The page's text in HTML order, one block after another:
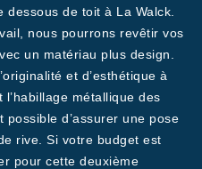
de toit à La Walck.
nous pourrons revêtir vos
un matériau plus design.
et d’esthétique à
métallique des
d’assurer une pose
rive. Si votre budget est
pour cette deuxième